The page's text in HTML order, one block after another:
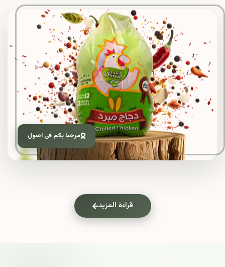
مرحبا بكم فى اصول
قراءة المزيد